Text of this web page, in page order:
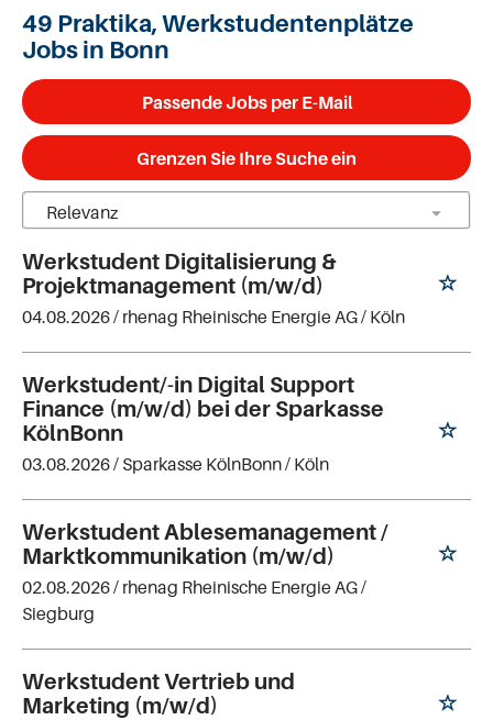
49 Praktika, Werkstudentenplätze
Jobs in Bonn
Passende Jobs per E-Mail
Grenzen Sie Ihre Suche ein
Werkstudent Digitalisierung &
Projektmanagement (m/w/d)
04.08.2026 / rhenag Rheinische Energie AG/ Köln
Werkstudent/-in Digital Support
Finance (m/w/d) bei der Sparkasse
KölnBonn
03.08.2026 / Sparkasse KölnBonn/ Köln
Werkstudent Ablesemanagement /
Marktkommunikation (m/w/d)
02.08.2026 / rhenag Rheinische Energie AG/
Siegburg
Werkstudent Vertrieb und
Marketing (m/w/d)